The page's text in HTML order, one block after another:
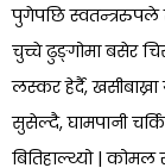
पुगेपछि स्वतन्त्ररुपले
चुच्चे ढुङ्गोमा बसेर
लस्कर हेर्दै,
सुसेल्दै, घामपानी
बितिहाल्थ्यो | कोमल